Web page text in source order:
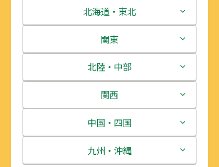
北海道・東北
北海道
青森県
岩手県
宮城県
秋田県
関東
茨城県
栃木県
群馬県
埼玉県
北陸・中部
新潟県
富山県
石川県
関西
三重県
滋賀県
中国・四国
鳥取県
九州・沖縄